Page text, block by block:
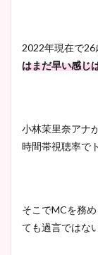
2022年現在で26
はまだ早い感じ
小林茉里奈アナ
時間帯視聴率で
そこでMCを務
ても過言ではな